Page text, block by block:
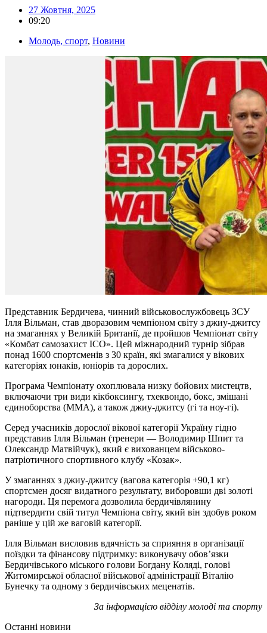
27 Жовтня, 2025
09:20
Молодь, спорт, Новини
Представник Бердичева, чинний військовослужбовець ЗСУ
Ілля Вільман, став дворазовим чемпіоном світу з джиу-джитсу
на змаганнях у Великій Британії, де пройшов Чемпіонат світу
«Комбат самозахист ІСО». Цей міжнародний турнір зібрав
понад 1600 спортсменів з 30 країн, які змагалися у вікових
категоріях юнаків, юніорів та дорослих.
Програма Чемпіонату охоплювала низку бойових мистецтв,
включаючи три види кікбоксингу, тхеквондо, бокс, змішані
єдиноборства (ММА), а також джиу-джитсу (гі та ноу-гі).
Серед учасників дорослої вікової категорії Україну гідно
представив Ілля Вільман (тренери — Володимир Шпит та
Олександр Матвійчук), який є вихованцем військово-
патріотичного спортивного клубу «Козак».
У змаганнях з джиу-джитсу (вагова категорія +90,1 кг)
спортсмен досяг видатного результату, виборовши дві золоті
нагороди. Ця перемога дозволила бердичівлянину
підтвердити свій титул Чемпіона світу, який він здобув роком
раніше у цій же ваговій категорії.
Ілля Вільман висловив вдячність за сприяння в організації
поїздки та фінансову підтримку: виконувачу обов’язки
Бердичівського міського голови Богдану Коляді, голові
Житомирської обласної військової адміністрації Віталію
Бунечку та одному з бердичівських меценатів.
За інформацією відділу молоді та спорту
Останні новини